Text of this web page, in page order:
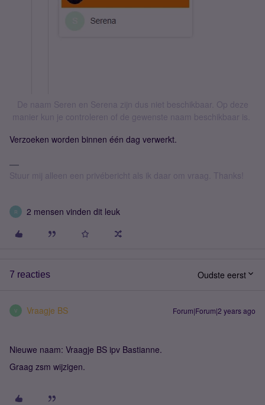
De naam Seren en Serena zijn dus niet beschikbaar. Op deze
manier kun je controleren of de gewenste naam beschikbaar is.
Verzoeken worden binnen één dag verwerkt.
Stuur mij alleen een privébericht als ik daar om vraag. Thanks!
R 2 mensen vinden dit leuk
7 reacties Oudste eerst
V Vraagje BS Forum|Forum|2 years ago
Nieuwe naam: Vraagje BS ipv Bastianne.
Graag zsm wijzigen.